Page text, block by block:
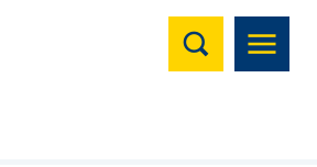
Suchen